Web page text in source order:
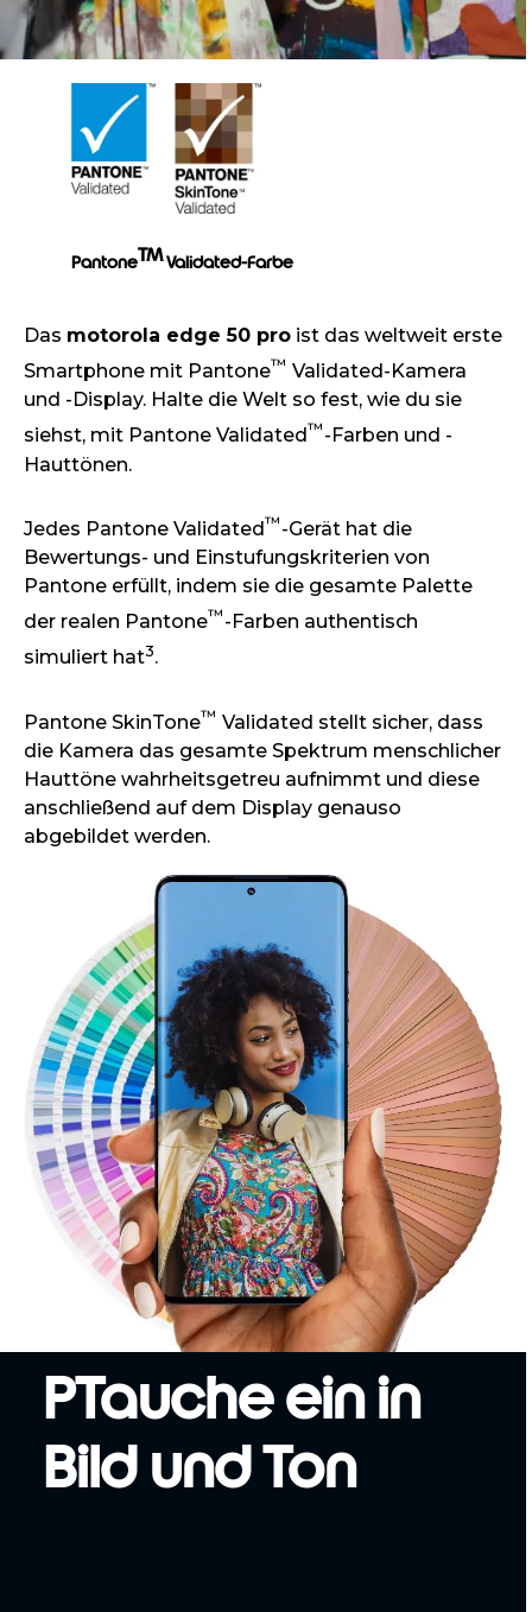
PantoneTMValidated-Farbe
Das motorola edge 50 pro ist das weltweit erste
Smartphone mit Pantone™ Validated-Kamera
und -Display. Halte die Welt so fest, wie du sie
siehst, mit Pantone Validated™-Farben und -
Hauttönen.
Jedes Pantone Validated™-Gerät hat die
Bewertungs- und Einstufungskriterien von
Pantone erfüllt, indem sie die gesamte Palette
der realen Pantone™-Farben authentisch
simuliert hat3.
Pantone SkinTone™ Validated stellt sicher, dass
die Kamera das gesamte Spektrum menschlicher
Hauttöne wahrheitsgetreu aufnimmt und diese
anschließend auf dem Display genauso
abgebildet werden.
PTauche ein in
Bild und Ton